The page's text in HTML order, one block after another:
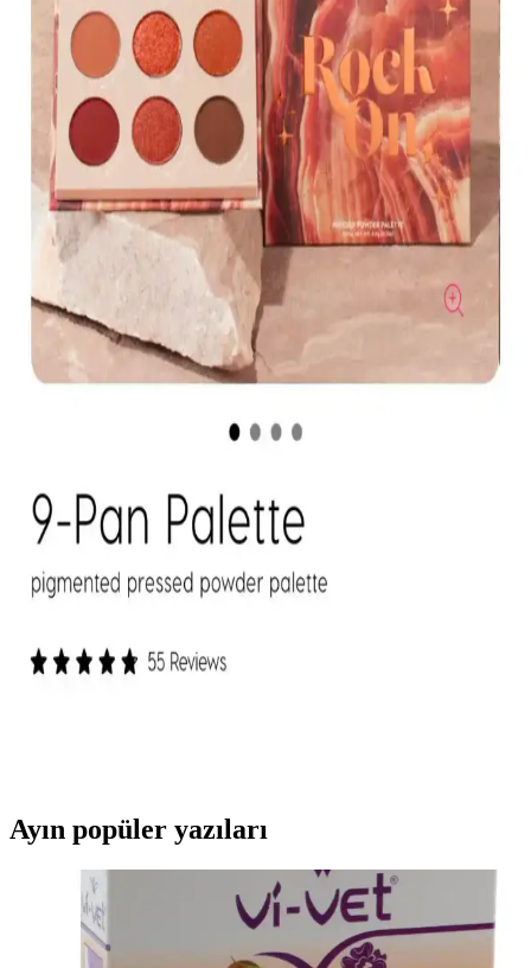
Muğgan 3'lü kaş boyası seti, suya ve tere dayanıklı formülüyle
pratik kullanım sağlar. Renk seçenekleri ve kullanıcı deneyimleri
hakkında detaylı bilgi içerir.
Koyu Göz Altı Morluklarını Kapatmada Renk
Düzelticiler ve Kapatıcıların Etkili Kullanımı
Koyu göz altı morlukları için şeftali ve turuncu renk düzelticiler ile
tam kapatıcılık sağlayan ürünlerin kullanımı, doğru uygulama
teknikleri ve önerilen markalar detaylı şekilde ele alınıyor.
Kapatıcı ve Fondöten Arasındaki Farklar ve
Başlangıç İçin Kapatıcının Avantajları
Kapatıcı ve fondöten arasındaki temel farklar, kullanım alanları ve
uygulama zorlukları makyaj başlangıcında tercih nedenlerini
Doğal Dudaklar İçin Uygun Seçenek
Mac XIMAL Silky Matte Ruj, yüksek pigmentasyon ve doğal
ambalajıyla öne çıkan şık bir makyaj ürünüdür.
Performansı ve Kullanıcı Deneyimleri
Ayın popüler yazıları